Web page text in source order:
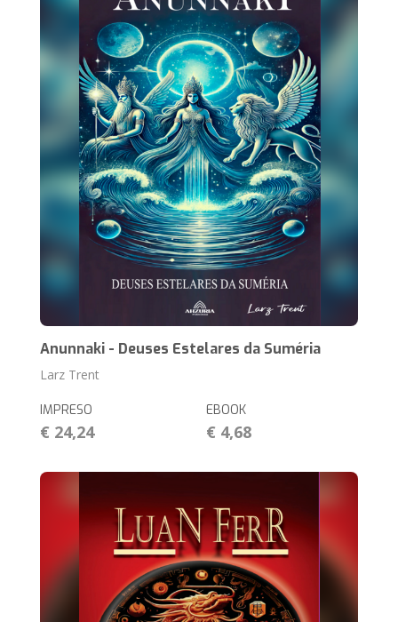
Anunnaki - Deuses Estelares da Suméria
Larz Trent
IMPRESO
€ 24,24
EBOOK
€ 4,68